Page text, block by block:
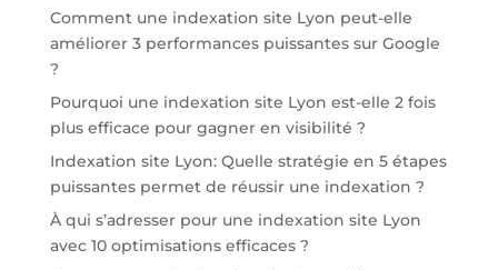
Comment une indexation site Lyon peut-elle
améliorer 3 performances puissantes sur Google
?
Pourquoi une indexation site Lyon est-elle 2 fois
plus efficace pour gagner en visibilité ?
Indexation site Lyon: Quelle stratégie en 5 étapes
puissantes permet de réussir une indexation ?
À qui s’adresser pour une indexation site Lyon
avec 10 optimisations efficaces ?